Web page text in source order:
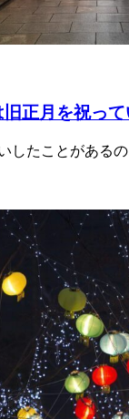
正月を祝って
したことがある